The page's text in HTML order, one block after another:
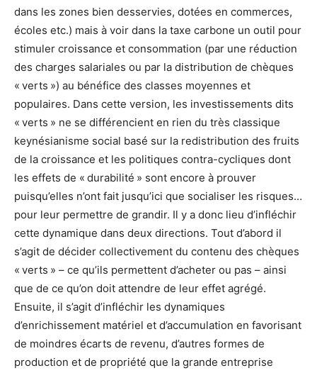
dans les zones bien desservies, dotées en commerces,
écoles etc.) mais à voir dans la taxe carbone un outil pour
stimuler croissance et consommation (par une réduction
des charges salariales ou par la distribution de chèques
« verts ») au bénéfice des classes moyennes et
populaires. Dans cette version, les investissements dits
« verts » ne se différencient en rien du très classique
keynésianisme social basé sur la redistribution des fruits
de la croissance et les politiques contra-cycliques dont
les effets de « durabilité » sont encore à prouver
puisqu’elles n’ont fait jusqu’ici que socialiser les risques…
pour leur permettre de grandir. Il y a donc lieu d’infléchir
cette dynamique dans deux directions. Tout d’abord il
s’agit de décider collectivement du contenu des chèques
« verts » – ce qu’ils permettent d’acheter ou pas – ainsi
que de ce qu’on doit attendre de leur effet agrégé.
Ensuite, il s’agit d’infléchir les dynamiques
d’enrichissement matériel et d’accumulation en favorisant
de moindres écarts de revenu, d’autres formes de
production et de propriété que la grande entreprise